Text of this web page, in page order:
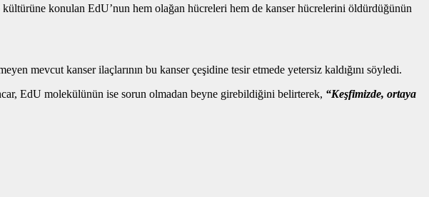
konulan EdU’nun hem olağan hücreleri hem de kanser hücrelerini öldürdüğünün
mevcut kanser ilaçlarının bu kanser çeşidine tesir etmede yetersiz kaldığını söyledi.
EdU molekülünün ise sorun olmadan beyne girebildiğini belirterek, “Keşfimizde, ortaya